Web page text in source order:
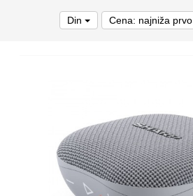
Din Cena: najniža prvo